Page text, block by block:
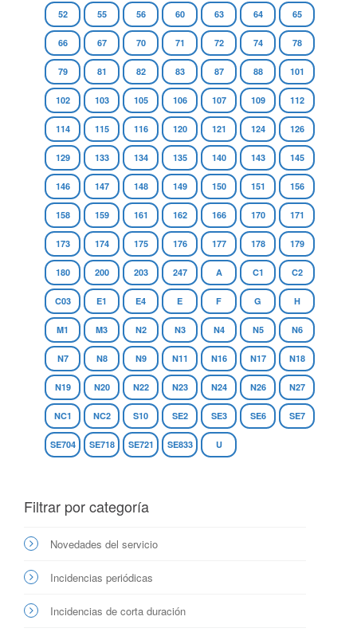
52 55 56 60 63 64 65
66 67 70 71 72 74 78
79 81 82 83 87 88 101
102 103 105 106 107 109 112
114 115 116 120 121 124 126
129 133 134 135 140 143 145
146 147 148 149 150 151 156
158 159 161 162 166 170 171
173 174 175 176 177 178 179
180 200 203 247 A C1 C2
C03 E1 E4 E F G H
M1 M3 N2 N3 N4 N5 N6
N7 N8 N9 N11 N16 N17 N18
N19 N20 N22 N23 N24 N26 N27
NC1 NC2 S10 SE2 SE3 SE6 SE7
SE704 SE718 SE721 SE833 U
Filtrar por categoría
Novedades del servicio
Incidencias periódicas
Incidencias de corta duración